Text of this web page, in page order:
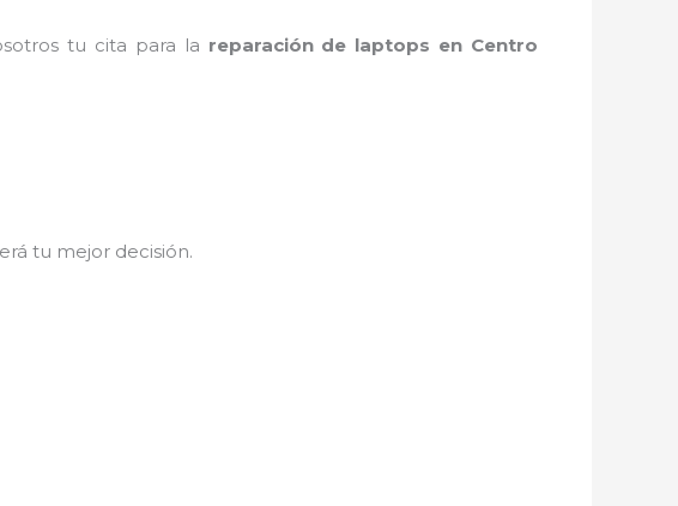
tu cita para la reparación de laptops en Centro
tu mejor decisión.